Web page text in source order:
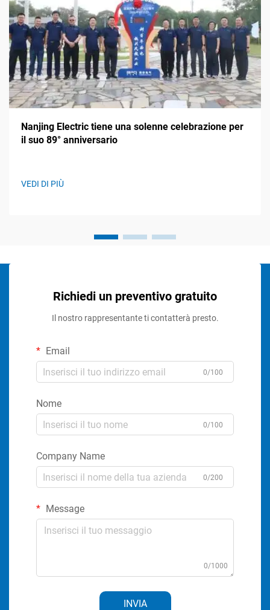
Nanjing Electric tiene una solenne celebrazione per
il suo 89° anniversario
VEDI DI PIÙ
Richiedi un preventivo gratuito
Il nostro rappresentante ti contatterà presto.
Email
0/100
Nome
0/100
Company Name
0/200
Message
0/1000
INVIA